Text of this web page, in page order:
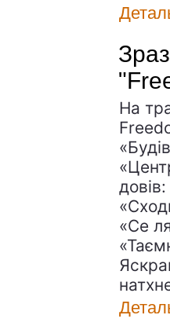
На
«Се